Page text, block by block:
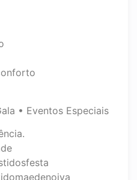
• Eventos Especiais